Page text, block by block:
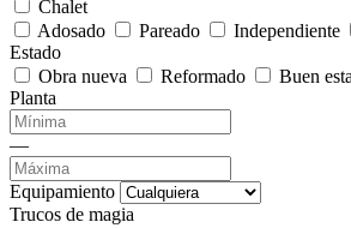
Chalet
Adosado
Pareado Independiente
Estado
Obra nueva
Reformado Buen
Planta
—
Equipamiento
Trucos de magia